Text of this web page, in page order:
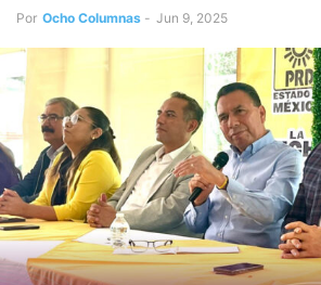
Por Ocho Columnas - Jun 9, 2025